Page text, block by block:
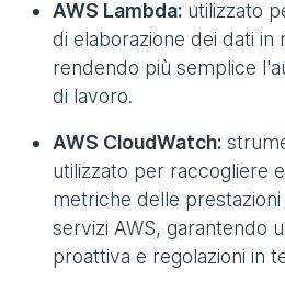
AWS Lambda: utilizzato
di elaborazione dei dati in
rendendo più semplice
di lavoro.
AWS CloudWatch:
utilizzato per raccogliere
metriche delle
servizi AWS, garantendo
proattiva e regolazioni in